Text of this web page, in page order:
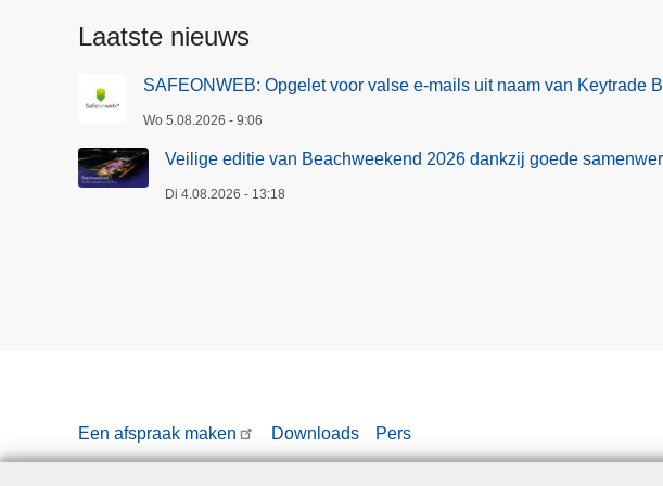
Laatste nieuws
SAFEONWEB: Opgelet voor valse e-mails uit naam van Keytrade
Wo 5.08.2026 - 9:06
Veilige editie van Beachweekend 2026 dankzij goede
Di 4.08.2026 - 13:18
Een afspraak maken Downloads Pers